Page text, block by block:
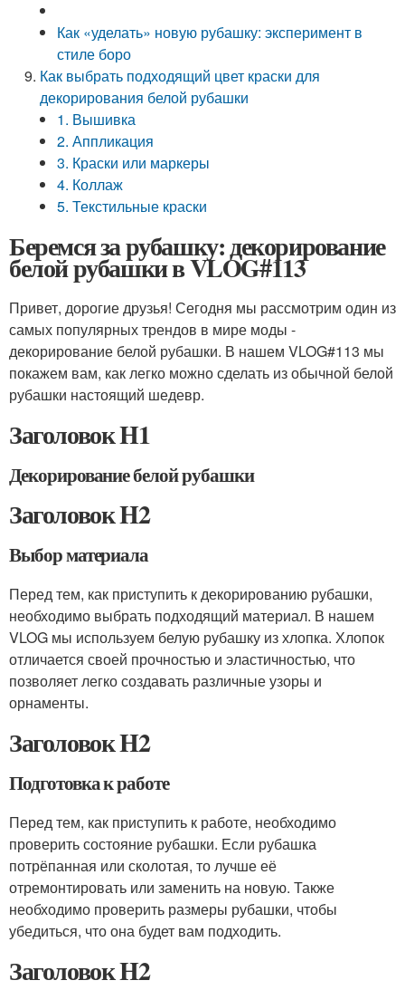
Как «уделать» новую рубашку: эксперимент в
стиле боро
Как выбрать подходящий цвет краски для
декорирования белой рубашки
1. Вышивка
2. Аппликация
3. Краски или маркеры
4. Коллаж
5. Текстильные краски
Беремся за рубашку: декорирование
белой рубашки в VLOG#113
Привет, дорогие друзья! Сегодня мы рассмотрим один из
самых популярных трендов в мире моды -
декорирование белой рубашки. В нашем VLOG#113 мы
покажем вам, как легко можно сделать из обычной белой
рубашки настоящий шедевр.
Заголовок H1
Декорирование белой рубашки
Заголовок H2
Выбор материала
Перед тем, как приступить к декорированию рубашки,
необходимо выбрать подходящий материал. В нашем
VLOG мы используем белую рубашку из хлопка. Хлопок
отличается своей прочностью и эластичностью, что
позволяет легко создавать различные узоры и
орнаменты.
Заголовок H2
Подготовка к работе
Перед тем, как приступить к работе, необходимо
проверить состояние рубашки. Если рубашка
потрёпанная или сколотая, то лучше её
отремонтировать или заменить на новую. Также
необходимо проверить размеры рубашки, чтобы
убедиться, что она будет вам подходить.
Заголовок H2